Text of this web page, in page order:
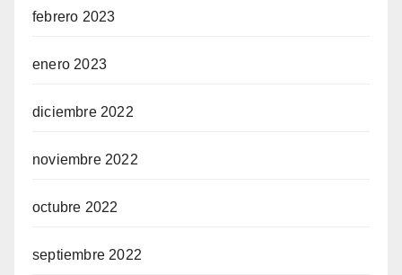
febrero 2023
enero 2023
diciembre 2022
noviembre 2022
octubre 2022
septiembre 2022